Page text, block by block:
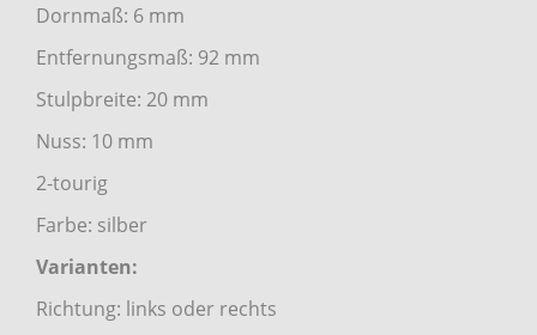
Dornmaß: 6 mm
Entfernungsmaß: 92 mm
Stulpbreite: 20 mm
Nuss: 10 mm
2-tourig
Farbe: silber
Varianten:
Richtung: links oder rechts